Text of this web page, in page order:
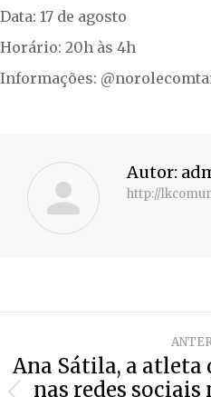
Data: 17 de agosto
Horário: 20h às 4h
Informações:
Autor:
http://
de
Ana Sátila, a atleta
nas redes